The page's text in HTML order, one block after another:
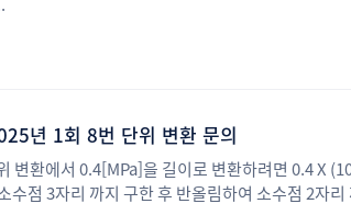
년 1회 8번 단위 변환 문의
변환에서 0.4[MPa]을 길이로 변환하려면 0.4 X
수점 3자리 까지 구한 후 반올림하여 소수점 2자